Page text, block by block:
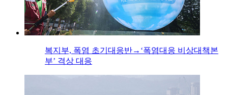
복지부, 폭염 초기대응반→‘폭염대응 비상대책본
부’ 격상 대응